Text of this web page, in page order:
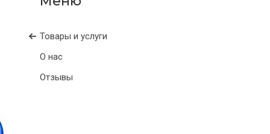
Товары и услуги
О нас
Отзывы